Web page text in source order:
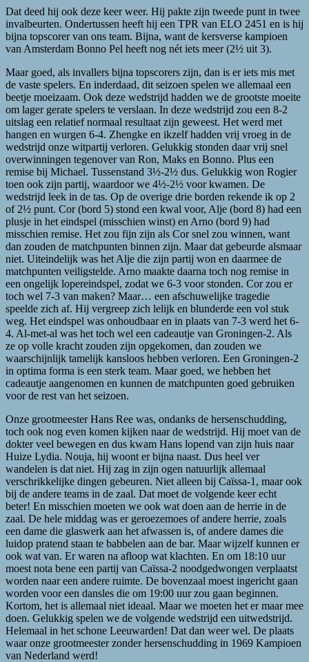
Dat deed hij ook deze keer weer. Hij pakte zijn tweede punt in twee
invalbeurten. Ondertussen heeft hij een TPR van ELO 2451 en is hij
bijna topscorer van ons team. Bijna, want de kersverse kampioen
van Amsterdam Bonno Pel heeft nog nét iets meer (2½ uit 3).
Maar goed, als invallers bijna topscorers zijn, dan is er iets mis met
de vaste spelers. En inderdaad, dit seizoen spelen we allemaal een
beetje moeizaam. Ook deze wedstrijd hadden we de grootste moeite
om lager gerate spelers te verslaan. In deze wedstrijd zou een 8-2
uitslag een relatief normaal resultaat zijn geweest. Het werd met
hangen en wurgen 6-4. Zhengke en ikzelf hadden vrij vroeg in de
wedstrijd onze witpartij verloren. Gelukkig stonden daar vrij snel
overwinningen tegenover van Ron, Maks en Bonno. Plus een
remise bij Michael. Tussenstand 3½-2½ dus. Gelukkig won Rogier
toen ook zijn partij, waardoor we 4½-2½ voor kwamen. De
wedstrijd leek in de tas. Op de overige drie borden rekende ik op 2
of 2½ punt. Cor (bord 5) stond een kwal voor, Alje (bord 8) had een
plusje in het eindspel (misschien winst) en Arno (bord 9) had
misschien remise. Het zou fijn zijn als Cor snel zou winnen, want
dan zouden de matchpunten binnen zijn. Maar dat gebeurde alsmaar
niet. Uiteindelijk was het Alje die zijn partij won en daarmee de
matchpunten veiligstelde. Arno maakte daarna toch nog remise in
een ongelijk lopereindspel, zodat we 6-3 voor stonden. Cor zou er
toch wel 7-3 van maken? Maar… een afschuwelijke tragedie
speelde zich af. Hij vergreep zich lelijk en blunderde een vol stuk
weg. Het eindspel was onhoudbaar en in plaats van 7-3 werd het 6-
4. Al-met-al was het toch wel een cadeautje van Groningen-2. Als
ze op volle kracht zouden zijn opgekomen, dan zouden we
waarschijnlijk tamelijk kansloos hebben verloren. Een Groningen-2
in optima forma is een sterk team. Maar goed, we hebben het
cadeautje aangenomen en kunnen de matchpunten goed gebruiken
voor de rest van het seizoen.
Onze grootmeester Hans Ree was, ondanks de hersenschudding,
toch ook nog even komen kijken naar de wedstrijd. Hij moet van de
dokter veel bewegen en dus kwam Hans lopend van zijn huis naar
Huize Lydia. Nouja, hij woont er bijna naast. Dus heel ver
wandelen is dat niet. Hij zag in zijn ogen natuurlijk allemaal
verschrikkelijke dingen gebeuren. Niet alleen bij Caïssa-1, maar ook
bij de andere teams in de zaal. Dat moet de volgende keer echt
beter! En misschien moeten we ook wat doen aan de herrie in de
zaal. De hele middag was er geroezemoes of andere herrie, zoals
een dame die glaswerk aan het afwassen is, of andere dames die
luidop pratend staan te babbelen aan de bar. Maar wijzelf kunnen er
ook wat van. Er waren na afloop wat klachten. En om 18:10 uur
moest nota bene een partij van Caïssa-2 noodgedwongen verplaatst
worden naar een andere ruimte. De bovenzaal moest ingericht gaan
worden voor een dansles die om 19:00 uur zou gaan beginnen.
Kortom, het is allemaal niet ideaal. Maar we moeten het er maar mee
doen. Gelukkig spelen we de volgende wedstrijd een uitwedstrijd.
Helemaal in het schone Leeuwarden! Dat dan weer wel. De plaats
waar onze grootmeester zonder hersenschudding in 1969 Kampioen
van Nederland werd!